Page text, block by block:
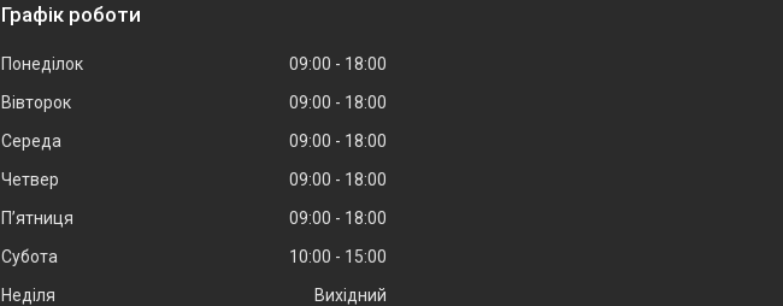
Графік роботи
Понеділок 09:00
18:00
Вівторок
09:00
18:00
Середа
09:00
18:00
Четвер
09:00
18:00
Пʼятниця
09:00
18:00
Субота
10:00
15:00
Неділя
Вихідний